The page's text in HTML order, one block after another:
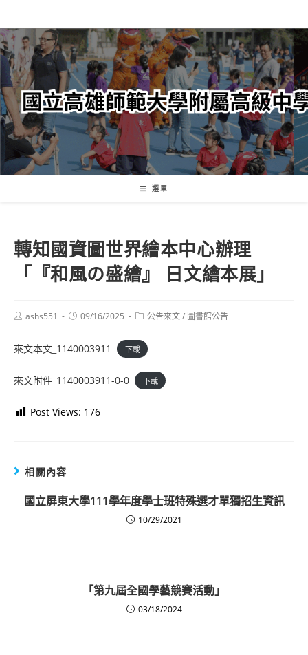
轉
至
主
內
容
選單
轉知國資圖世界繪本中心辦理
「『和風の盛繪』 日文繪本展」
Postashs551
Post09/16/2025
Post公告來文/ 圖書館公告
來文本文_1140003911 下載
來文附件_1140003911-0-0 下載
Post Views: 176
相關內容
國立屏東大學111學年度學士班特殊選才單獨招生資訊
10/29/2021
「第九屆全國學藝競賽活動」
03/18/2024